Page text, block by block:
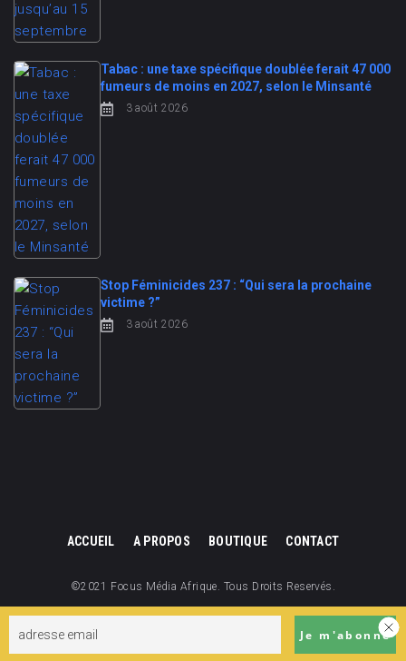
Tabac : une taxe spécifique doublée ferait 47 000
fumeurs de moins en 2027, selon le Minsanté
3 août 2026
Stop Féminicides 237 : “Qui sera la prochaine
victime ?”
3 août 2026
ACCUEIL A PROPOS BOUTIQUE CONTACT
©2021 Focus Média Afrique. Tous Droits Reservés.
Focus Média Afrique est une division de Focus Cameroun.